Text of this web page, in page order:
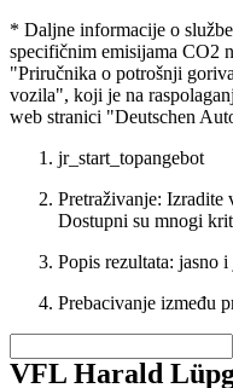
* Daljne informacije o
specifičnim emisijama CO2
"Priručnika o potrošnji
vozila", koji je na
web stranici "Deutschen
jr_start_topangebot
Pretraživanje: Izradite
Dostupni su mnogi
Popis rezultata: jasno
Prebacivanje između
VFL Harald